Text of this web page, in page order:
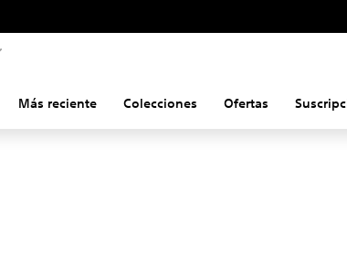
Más reciente Colecciones Ofertas